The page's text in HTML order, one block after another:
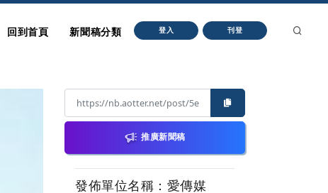
回到首頁 新聞稿分類 登入 刊登
推廣新聞稿
發佈單位名稱：愛傳媒